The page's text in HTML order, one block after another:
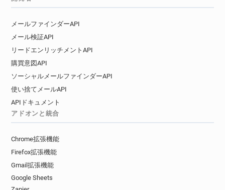
メールファインダーAPI
メール検証API
リードエンリッチメントAPI
購買意図API
ソーシャルメールファインダーAPI
使い捨てメールAPI
APIドキュメント
アドオンと統合
Chrome拡張機能
Firefox拡張機能
Gmail拡張機能
Google Sheets